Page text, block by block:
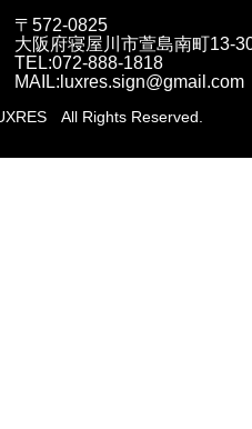
〒572-0825
大阪府寝屋川市萱島南町13-
TEL:072-888-1818
MAIL:luxres.sign@gmail.com
All Rights Reserved.